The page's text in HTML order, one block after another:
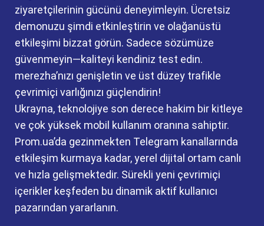
ziyaretçilerinin gücünü deneyimleyin. Ücretsiz
demonuzu şimdi etkinleştirin ve olağanüstü
etkileşimi bizzat görün. Sadece sözümüze
güvenmeyin—kaliteyi kendiniz test edin.
merezha’nızı genişletin ve üst düzey trafikle
çevrimiçi varlığınızı güçlendirin!
Ukrayna, teknolojiye son derece hakim bir kitleye
ve çok yüksek mobil kullanım oranına sahiptir.
Prom.ua’da gezinmekten Telegram kanallarında
etkileşim kurmaya kadar, yerel dijital ortam canlı
ve hızla gelişmektedir. Sürekli yeni çevrimiçi
içerikler keşfeden bu dinamik aktif kullanıcı
pazarından yararlanın.